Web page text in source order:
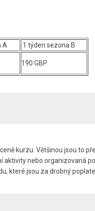
A
1 týden sezona B
190 GBP
kurzu. Většinou jsou to
aktivity nebo organizovaná
které jsou za drobný